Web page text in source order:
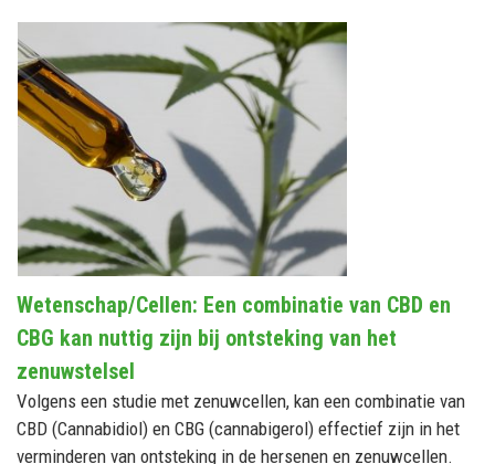
Wetenschap/Cellen: Een combinatie van CBD en
CBG kan nuttig zijn bij ontsteking van het
zenuwstelsel
Volgens een studie met zenuwcellen, kan een combinatie van
CBD (Cannabidiol) en CBG (cannabigerol) effectief zijn in het
verminderen van ontsteking in de hersenen en zenuwcellen.